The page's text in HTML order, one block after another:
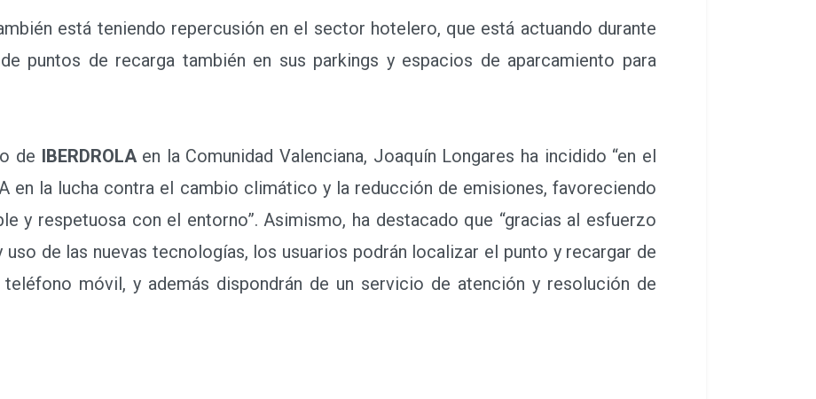
de
y respetuosa con el entorno”. Asimismo, ha destacado que “gracias al esfuerzo
de las nuevas tecnologías, los usuarios podrán localizar el punto y recargar de
móvil, y además dispondrán de un servicio de atención y resolución de